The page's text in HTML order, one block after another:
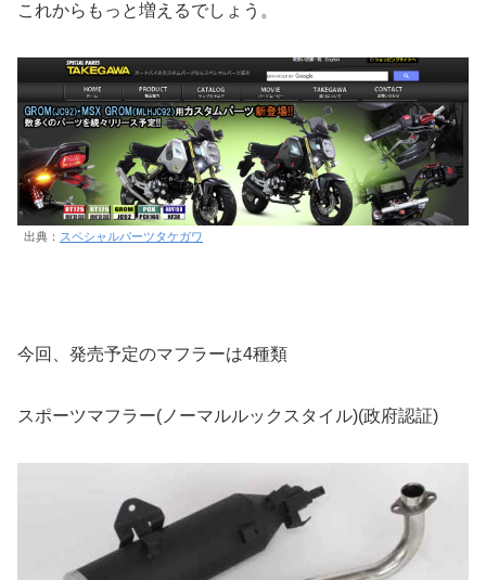
これからもっと増えるでしょう。
出典： スペシャルパーツタケガワ
今回、発売予定のマフラーは4種類
スポーツマフラー(ノーマルルックスタイル)(政府認証)